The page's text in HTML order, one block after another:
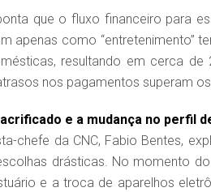
que o fluxo financeiro para
apenas como “entretenimento”
resultando em cerca de
nos pagamentos superam
e a mudança no perfil
chefe da CNC, Fabio Bentes,
drásticas. No momento
e a troca de aparelhos